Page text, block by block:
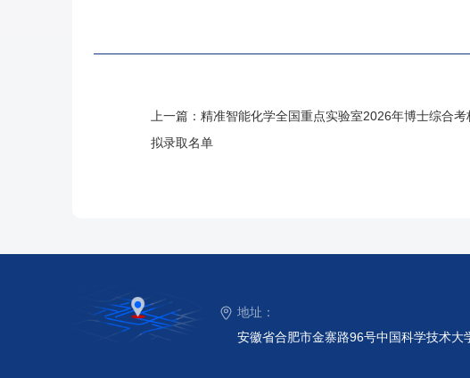
上一篇： 精准智能化学全国重点实验室2026年博士综合
拟录取名单
地址：
安徽省合肥市金寨路96号中国科学技术大